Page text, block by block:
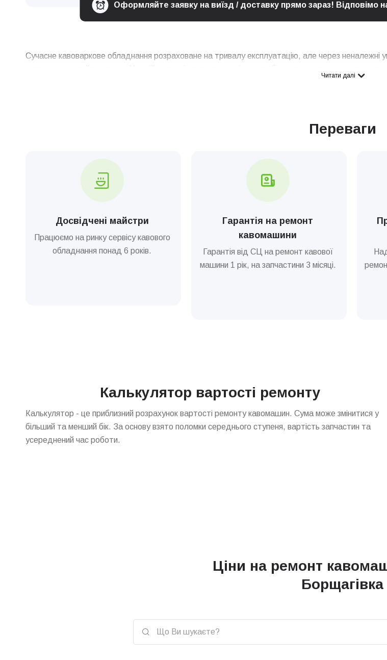
Оформляйте заявку на виїзд / доставку прямо зараз! Відповімо
Сучасне кавоваркове обладнання розраховане на тривалу експлуатацію, але через неналежні
Читати далі
Переваги
Досвідчені майстри
Працюємо на ринку сервісу кавового
обладнання понад 6 років.
Гарантія на ремонт
кавомашини
Гарантія від СЦ на ремонт кавової
машини 1 рік, на запчастини 3 місяці.
Калькулятор вартості ремонту
Калькулятор - це приблизний розрахунок вартості ремонту кавомашин. Сума може змінитися у
більший та менший бік. За основу взято поломки середнього ступеня, вартість запчастин та
усереднений час роботи.
Ціни на ремонт
Борщагівка